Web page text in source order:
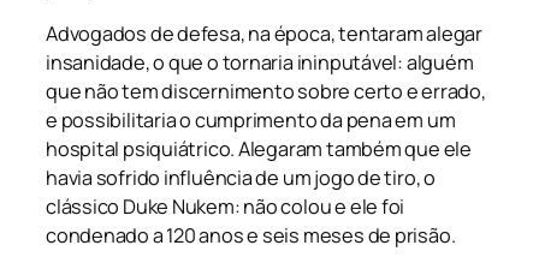
Advogados de defesa, na época, tentaram alegar
insanidade, o que o tornaria ininputável: alguém
que não tem discernimento sobre certo e errado,
e possibilitaria o cumprimento da pena em um
hospital psiquiátrico. Alegaram também que ele
havia sofrido influência de um jogo de tiro, o
clássico Duke Nukem: não colou e ele foi
condenado a 120 anos e seis meses de prisão.